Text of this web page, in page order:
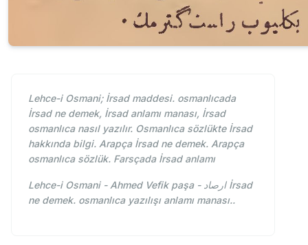
Lehce-i Osmani; İrsad maddesi. osmanlıcada
İrsad ne demek, İrsad anlamı manası, İrsad
osmanlıca nasıl yazılır. Osmanlıca sözlükte İrsad
hakkında bilgi. Arapça İrsad ne demek. Arapça
osmanlıca sözlük. Farsçada İrsad anlamı
Lehce-i Osmani - Ahmed Vefik paşa - ارصاد İrsad
ne demek. osmanlıca yazılışı anlamı manası..